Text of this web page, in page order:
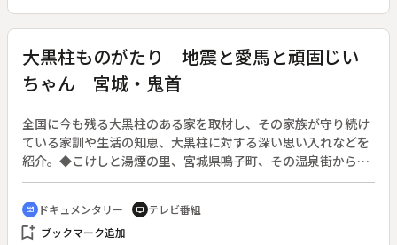
大黒柱ものがたり 地震と愛馬と頑固じい
ちゃん 宮城・鬼首
全国に今も残る大黒柱のある家を取材し、その家族が守り続け
ている家訓や生活の知恵、大黒柱に対する深い思い入れなどを
紹介。◆こけしと湯煙の里、宮城県鳴子町、その温泉街から山
並みを隔てて鬼首の盆地が広がる。１９９６年８月ここに震度
５の地震があった。震源地に近い２００年を経た家の栗の木の
大黒柱はこの地震でますます傾いた。子どもたちは心配するが
主はこの家を守りたいと願っている。
cinematic_blur ドキュメンタリー tv テレビ番組
bookmark_add ブックマーク追加